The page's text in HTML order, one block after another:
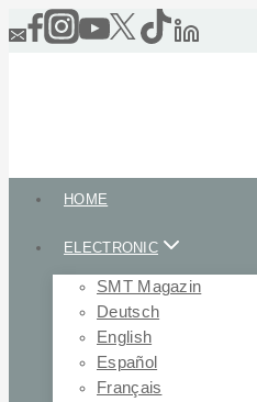
Skip
to
HOME
ELECTRONIC
SMT Magazin
Deutsch
English
Español
Français